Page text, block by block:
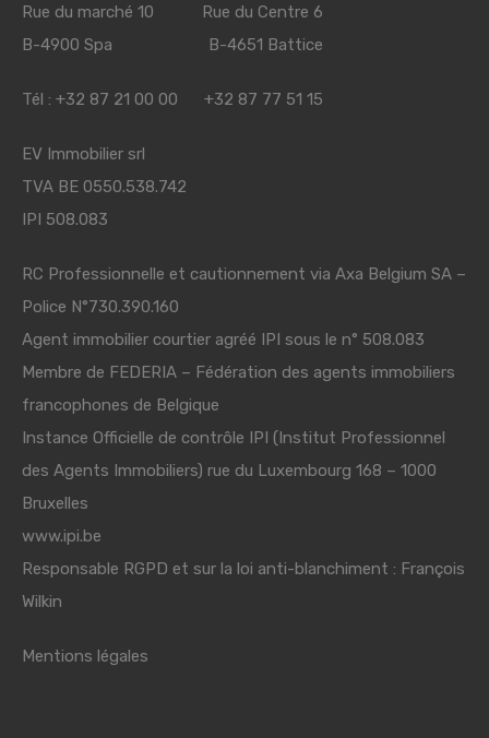
Rue du marché 10 Rue du Centre 6
B-4900 Spa B-4651 Battice
Tél : +32 87 21 00 00 +32 87 77 51 15
EV Immobilier srl
TVA BE 0550.538.742
IPI 508.083
RC Professionnelle et cautionnement via Axa Belgium SA –
Police N°730.390.160
Agent immobilier courtier agréé IPI sous le n° 508.083
Membre de FEDERIA – Fédération des agents immobiliers
francophones de Belgique
Instance Officielle de contrôle IPI (Institut Professionnel
des Agents Immobiliers) rue du Luxembourg 168 – 1000
Bruxelles
www.ipi.be
Responsable RGPD et sur la loi anti-blanchiment : François
Wilkin
Mentions légales